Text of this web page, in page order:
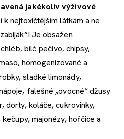
jakékoliv výživové
nejtoxičtějším látkám a ne
Je obsažen
bílé pečivo, chipsy,
homogenizované a
sladké limonády,
falešné „ovocné“ džusy
dorty, koláče, cukrovinky,
majonézy, hořčice a